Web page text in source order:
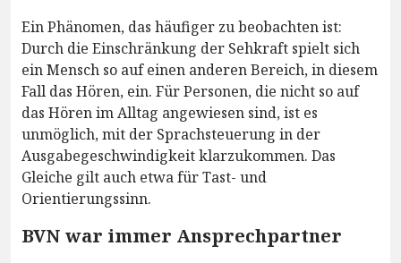
Ein Phänomen, das häufiger zu beobachten ist:
Durch die Einschränkung der Sehkraft spielt sich
ein Mensch so auf einen anderen Bereich, in diesem
Fall das Hören, ein. Für Personen, die nicht so auf
das Hören im Alltag angewiesen sind, ist es
unmöglich, mit der Sprachsteuerung in der
Ausgabegeschwindigkeit klarzukommen. Das
Gleiche gilt auch etwa für Tast- und
Orientierungssinn.
BVN war immer Ansprechpartner